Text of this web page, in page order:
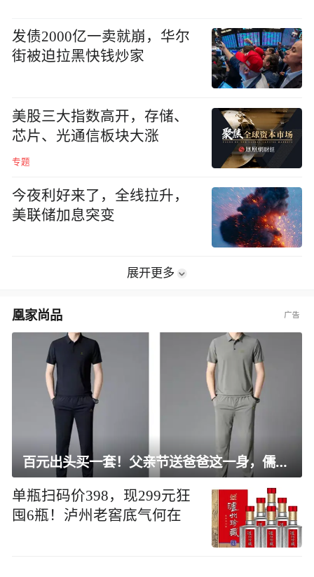
发债2000亿一卖就崩，华尔
街被迫拉黑快钱炒家
美股三大指数高开，存储、
芯片、光通信板块大涨
专题
今夜利好来了，全线拉升，
美联储加息突变
展开更多
凰家尚品
百元出头买一套！父亲节送爸爸这一身，儒雅有型还凉爽
单瓶扫码价398，现299元狂
囤6瓶！泸州老窖底气何在